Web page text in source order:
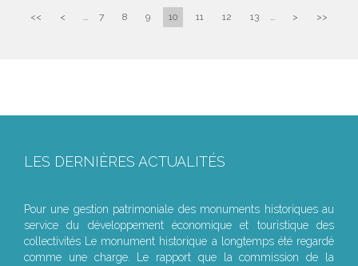
<< < ... 7 8 9 10 11 12 13 ... > >>
LES DERNIÈRES ACTUALITÉS
Pour une gestion patrimoniale des monuments historiques au
service du développement économique et touristique des
collectivités Le monument historique a longtemps été regardé
comme une charge. Le rapport que la commission de la